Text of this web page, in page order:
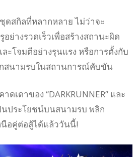
ดสกิลที่หลากหลาย ไม่ว่าจะ
อย่างรวดเร็วเพื่อสร้างสถานะผิด
ละโจมตีอย่างรุนแรง หรือการตั้งกับ
สนามรบในสถานการณ์คับขัน
เดาของ “DARKRUNNER” และ
นประโยชน์บนสนามรบ พลิก
อคู่ต่อสู้ได้แล้ววันนี้!